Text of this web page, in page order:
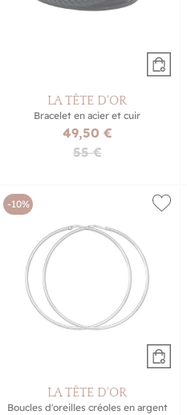
LA TÊTE D'OR
Bracelet en acier et cuir
49,50 €
55 €
-10%
LA TÊTE D'OR
Boucles d'oreilles créoles en argent